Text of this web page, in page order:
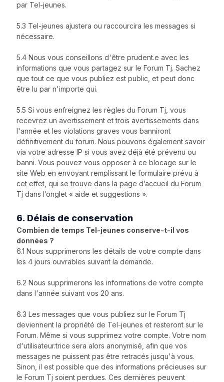
par Tel-jeunes.
5.3 Tel-jeunes ajustera ou raccourcira les messages si
nécessaire.
5.4 Nous vous conseillons d'être prudent.e avec les
informations que vous partagez sur le Forum Tj. Sachez
que tout ce que vous publiez est public, et peut donc
être lu par n'importe qui.
5.5 Si vous enfreignez les règles du Forum Tj, vous
recevrez un avertissement et trois avertissements dans
l'année et les violations graves vous banniront
définitivement du forum. Nous pouvons également savoir
via votre adresse IP si vous avez déjà été prévenu ou
banni. Vous pouvez vous opposer à ce blocage sur le
site Web en envoyant remplissant le formulaire prévu à
cet effet, qui se trouve dans la page d’accueil du Forum
Tj dans l’onglet « aide et suggestions ».
6. Délais de conservation
Combien de temps Tel-jeunes conserve-t-il vos
données ?
6.1 Nous supprimerons les détails de votre compte dans
les 4 jours ouvrables suivant la demande.
6.2 Nous supprimerons les informations de votre compte
dans l'année suivant vos 20 ans.
6.3 Les messages que vous publiez sur le Forum Tj
deviennent la propriété de Tel-jeunes et resteront sur le
Forum. Même si vous supprimez votre compte. Votre nom
d'utilisateur.trice sera alors anonymisé, afin que vos
messages ne puissent pas être retracés jusqu'à vous.
Sinon, il est possible que des informations précieuses sur
le Forum Tj soient perdues. Ces dernières peuvent